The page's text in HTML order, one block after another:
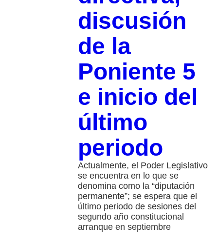
discusión
de la
Poniente 5
e inicio del
último
periodo
Actualmente, el Poder Legislativo
se encuentra en lo que se
denomina como la “diputación
permanente”; se espera que el
último periodo de sesiones del
segundo año constitucional
arranque en septiembre